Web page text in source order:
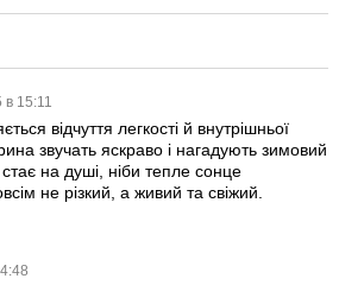
в 15:11
відчуття легкості й внутрішньої
звучать яскраво і нагадують зимовий
на душі, ніби тепле сонце
не різкий, а живий та свіжий.